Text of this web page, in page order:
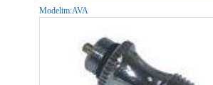
Modelim:AVA